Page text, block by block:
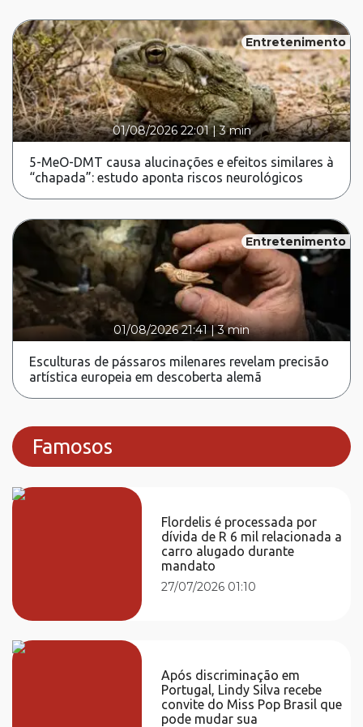
Entretenimento
01/08/2026 22:01|3 min
5-MeO-DMT causa alucinações e efeitos similares à
“chapada”: estudo aponta riscos neurológicos
Entretenimento
01/08/2026 21:41 |3 min
Esculturas de pássaros milenares revelam precisão
artística europeia em descoberta alemã
Famosos
Flordelis é processada por
dívida de R 6 mil relacionada a
carro alugado durante
mandato
27/07/2026 01:10
Após discriminação em
Portugal, Lindy Silva recebe
convite do Miss Pop Brasil que
pode mudar sua